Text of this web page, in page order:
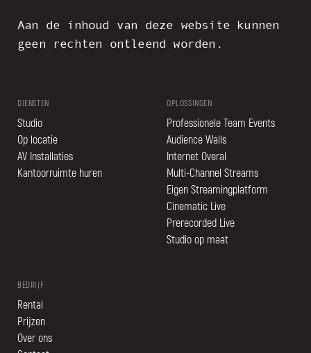
Aan de inhoud van deze website kunnen
geen rechten ontleend worden.
DIENSTEN
Studio
Op locatie
AV Installaties
Kantoorruimte huren
OPLOSSINGEN
Professionele Team Events
Audience Walls
Internet Overal
Multi-Channel Streams
Eigen Streamingplatform
Cinematic Live
Prerecorded Live
Studio op maat
BEDRIJF
Rental
Prijzen
Over ons